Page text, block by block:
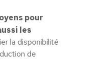
pour
les
la disponibilité
de